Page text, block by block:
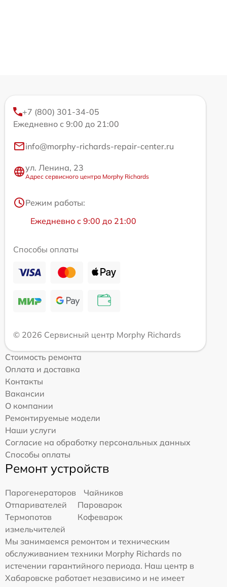
+7 (800) 301-34-05
Ежедневно с 9:00 до 21:00
info@morphy-richards-repair-center.ru
ул. Ленина, 23
Адрес сервисного центра Morphy Richards
Режим работы:
Ежедневно с 9:00 до 21:00
Способы оплаты
© 2026 Сервисный центр Morphy Richards
Стоимость ремонта
Оплата и доставка
Контакты
Вакансии
О компании
Ремонтируемые модели
Наши услуги
Согласие на обработку персональных данных
Способы оплаты
Ремонт устройств
Парогенераторов
Чайников
Отпаривателей
Пароварок
Термопотов
Кофеварок
измельчителей
Мы занимаемся ремонтом и техническим
обслуживанием техники Morphy Richards по
истечении гарантийного периода. Наш центр в
Хабаровске работает независимо и не имеет